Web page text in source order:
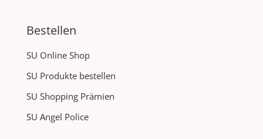
Bestellen
SU Online Shop
SU Produkte bestellen
SU Shopping Prämien
SU Angel Police